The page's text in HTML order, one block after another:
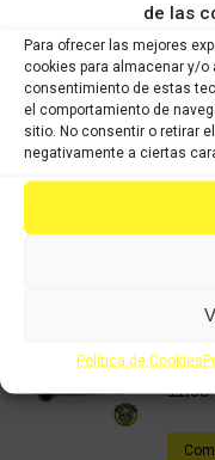
de las
Para ofrecer las mejores
cookies para almacenar y/o
consentimiento de estas
el comportamiento de
sitio. No consentir o retirar
negativamente a ciertas
Política de Cookies
on
X
Share
on
Facebook
on
Productos
36,18
Puño
11,98